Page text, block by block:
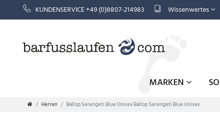
KUNDENSERVICE +49 (0)8807-214983 Wissenwertes
MARKEN
Herren Ballop Serengeti Blue Unisex Ballop Serengeti Blue Unisex